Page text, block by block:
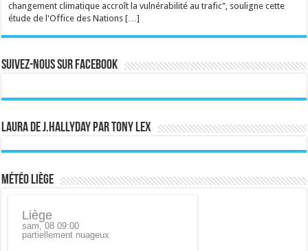
changement climatique accroît la vulnérabilité au trafic", souligne cette
étude de l'Office des Nations […]
Suivez-nous sur Facebook
Laura de J.Hallyday par Tony Lex
Météo Liège
Liège
sam, 08 09:00
partiellement nuageux